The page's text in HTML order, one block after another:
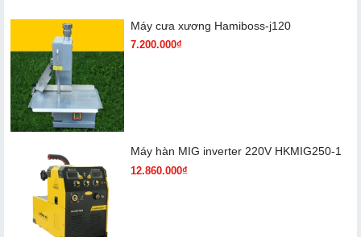
Máy cưa xương Hamiboss-j120
7.200.000₫
Máy hàn MIG inverter 220V HKMIG250-1
12.860.000₫